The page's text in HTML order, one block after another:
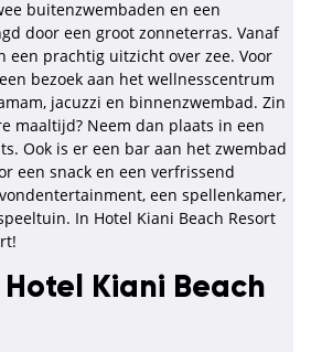
buitenzwembaden en een
door een groot zonneterras. Vanaf
een prachtig uitzicht over zee. Voor
bezoek aan het wellnesscentrum
jacuzzi en binnenzwembad. Zin
maaltijd? Neem dan plaats in een
Ook is er een bar aan het zwembad
een snack en een verfrissend
een spellenkamer,
In Hotel Kiani Beach Resort
Kiani Beach